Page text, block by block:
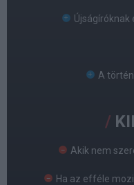
Újságíróknak
A
Akik nem
Ha az efféle